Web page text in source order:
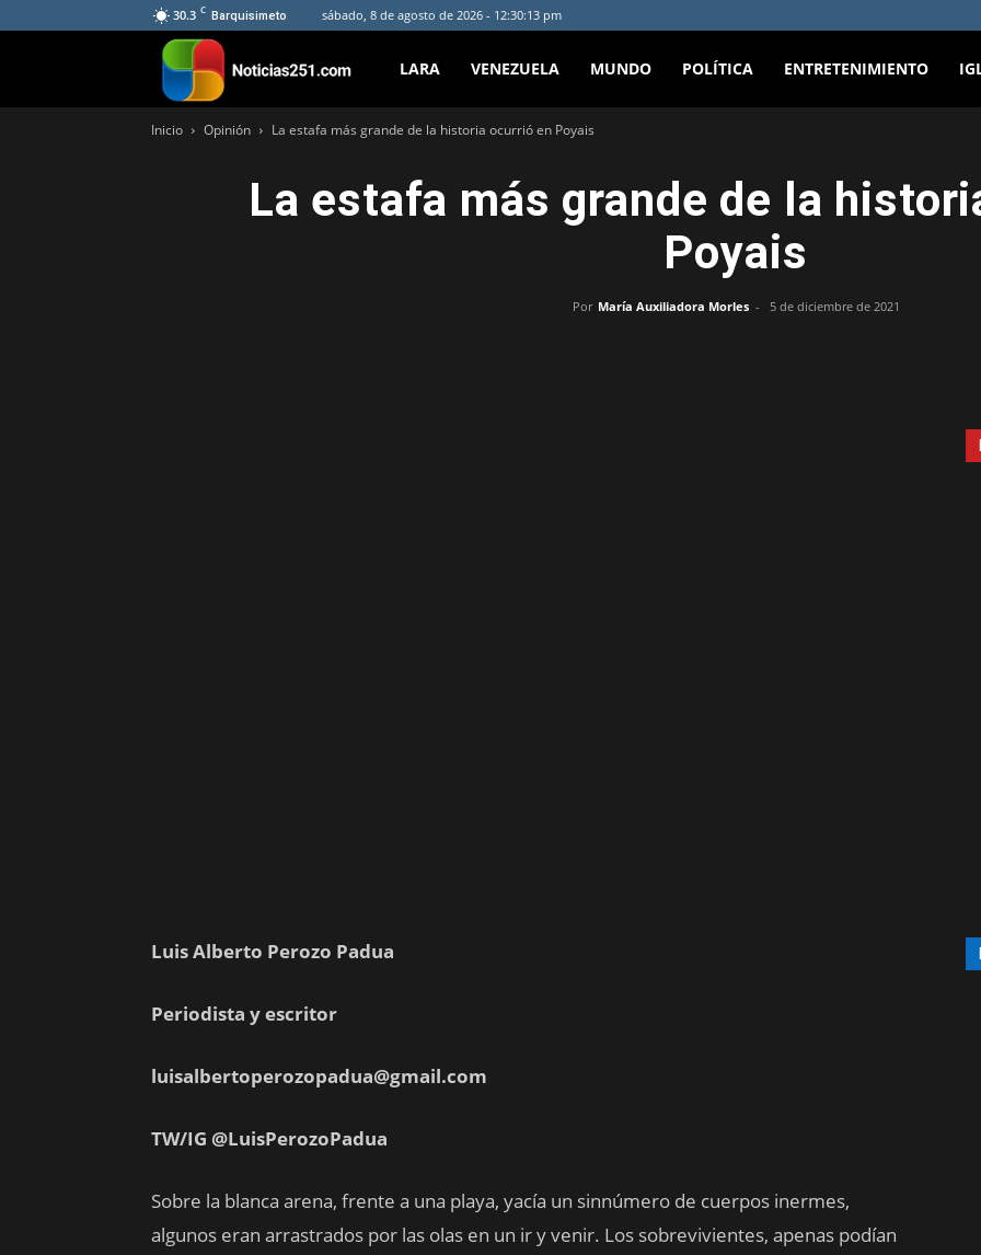
30.3 C Barquisimeto sábado, 8 de agosto de 2026 - 12:30:13 pm
Noticias251
LARA VENEZUELA MUNDO POLÍTICA ENTRETENIMIENTO
Inicio Opinión La estafa más grande de la historia ocurrió en Poyais
La estafa más grande de la
Poyais
Por María Auxiliadora Morles - 5 de diciembre de 2021
Luis Alberto Perozo Padua
Periodista y escritor
luisalbertoperozopadua@gmail.com
TW/IG @LuisPerozoPadua
Sobre la blanca arena, frente a una playa, yacía un sinnúmero de cuerpos inermes,
algunos eran arrastrados por las olas en un ir y venir. Los sobrevivientes, apenas podían